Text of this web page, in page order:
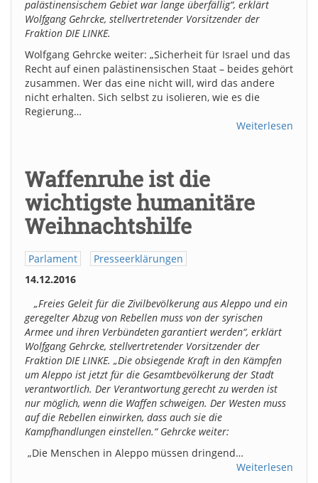
palästinensischem Gebiet war lange überfällig“, erklärt
Wolfgang Gehrcke, stellvertretender Vorsitzender der
Fraktion DIE LINKE.
Wolfgang Gehrcke weiter: „Sicherheit für Israel und das
Recht auf einen palästinensischen Staat – beides gehört
zusammen. Wer das eine nicht will, wird das andere
nicht erhalten. Sich selbst zu isolieren, wie es die
Regierung…
Weiterlesen
Waffenruhe ist die
wichtigste humanitäre
Weihnachtshilfe
Parlament
Presseerklärungen
14.12.2016
„Freies Geleit für die Zivilbevölkerung aus Aleppo und ein
geregelter Abzug von Rebellen muss von der syrischen
Armee und ihren Verbündeten garantiert werden“, erklärt
Wolfgang Gehrcke, stellvertretender Vorsitzender der
Fraktion DIE LINKE. „Die obsiegende Kraft in den Kämpfen
um Aleppo ist jetzt für die Gesamtbevölkerung der Stadt
verantwortlich. Der Verantwortung gerecht zu werden ist
nur möglich, wenn die Waffen schweigen. Der Westen muss
auf die Rebellen einwirken, dass auch sie die
Kampfhandlungen einstellen.“ Gehrcke weiter:
„Die Menschen in Aleppo müssen dringend…
Weiterlesen